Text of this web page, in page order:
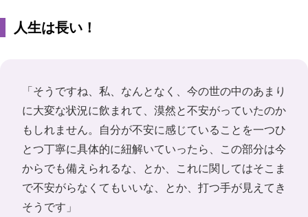
人生は長い！
「そうですね、私、なんとなく、今の世の中のあまり
に大変な状況に飲まれて、漠然と不安がっていたのか
もしれません。自分が不安に感じていることを一つひ
とつ丁寧に具体的に紐解いていったら、この部分は今
からでも備えられるな、とか、これに関してはそこま
で不安がらなくてもいいな、とか、打つ手が見えてき
そうです」